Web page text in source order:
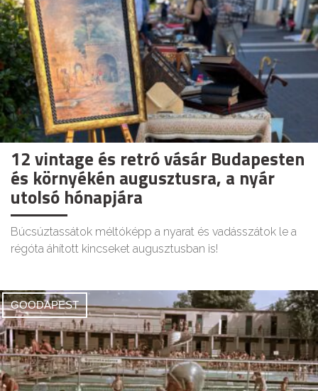
12 vintage és retró vásár Budapesten
és környékén augusztusra, a nyár
utolsó hónapjára
Búcsúztassátok méltóképp a nyarat és vadásszátok le a
régóta áhított kincseket augusztusban is!
GOODAPEST